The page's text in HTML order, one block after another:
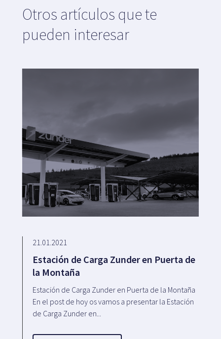
Otros artículos que te
pueden interesar
21.01.2021
Estación de Carga Zunder en Puerta de
la Montaña
Estación de Carga Zunder en Puerta de la Montaña
En el post de hoy os vamos a presentar la Estación
de Carga Zunder en...